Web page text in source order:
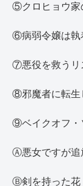
⑤クロヒョウ家
⑥病弱令嬢は執
⑦悪役を救うリ
⑧邪魔者に転生
⑨ベイクオフ・
Ⓐ悪女ですが追
Ⓑ剣を持った花